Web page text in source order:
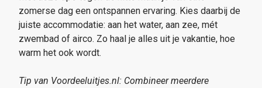
zomerse dag een ontspannen ervaring. Kies daarbij de
juiste accommodatie: aan het water, aan zee, mét
zwembad of airco. Zo haal je alles uit je vakantie, hoe
warm het ook wordt.
Tip van Voordeeluitjes.nl: Combineer meerdere